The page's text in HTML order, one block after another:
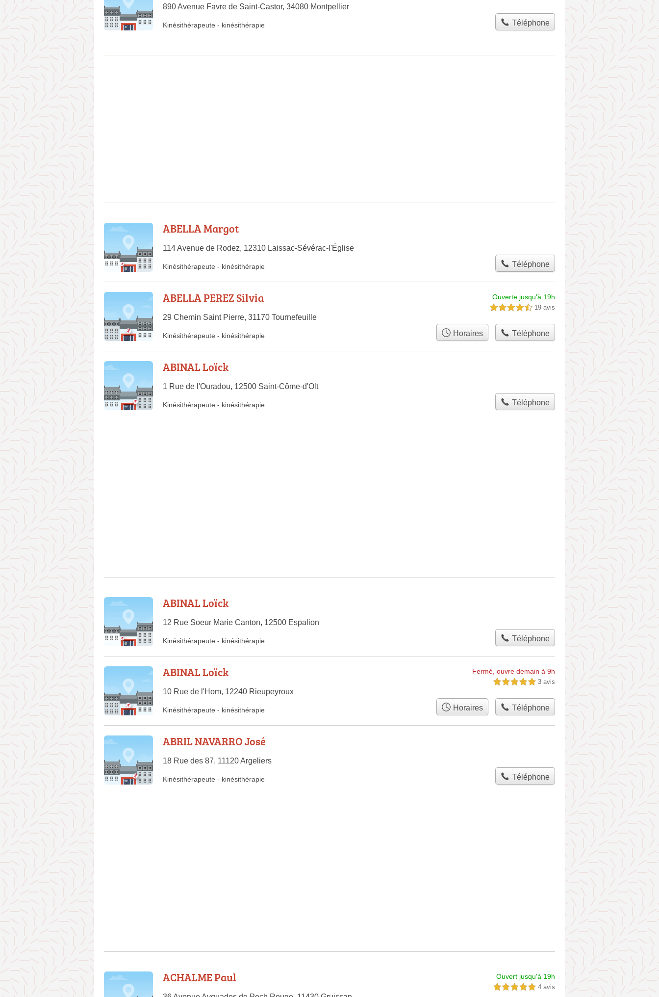
890 Avenue Favre de Saint-Castor, 34080 Montpellier
Kinésithérapeute - kinésithérapie Téléphone
ABELLA Margot
114 Avenue de Rodez, 12310 Laissac-Sévérac-l'Église
Kinésithérapeute - kinésithérapie Téléphone
ABELLA PEREZ Silvia
29 Chemin Saint Pierre, 31170 Tournefeuille
Ouverte jusqu'à 19h
4,5 étoiles sur 5 19 avis
Kinésithérapeute - kinésithérapie Horaires Téléphone
ABINAL Loïck
1 Rue de l'Ouradou, 12500 Saint-Côme-d'Olt
Kinésithérapeute - kinésithérapie Téléphone
ABINAL Loïck
12 Rue Soeur Marie Canton, 12500 Espalion
Kinésithérapeute - kinésithérapie Téléphone
ABINAL Loïck
10 Rue de l'Hom, 12240 Rieupeyroux
Fermé, ouvre demain à 9h
5,0 étoiles sur 5 3 avis
Kinésithérapeute - kinésithérapie Horaires Téléphone
ABRIL NAVARRO José
18 Rue des 87, 11120 Argeliers
Kinésithérapeute - kinésithérapie Téléphone
ACHALME Paul Ouvert jusqu'à 19h
5,0 étoiles sur 5 4 avis